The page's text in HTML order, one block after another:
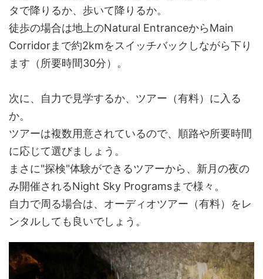
タで降りるか、歩いて降りるか。
徒歩の場合は地上のNatural EntranceからMain
Corridorまで約2kmをスイッチバックしながら下り
ます（所要時間30分）。
次に、自力で見学するか、ツアー（有料）に入る
か。
ツアーは複数用意されているので、順路や所要時間
に応じて選びましょう。
まさに"探検"体験ができるツアーから、新月の夜の
み開催されるNight Sky Programsまで様々。
自力で周る場合は、オーディオツアー（有料）をレ
ンタルしても良いでしょう。